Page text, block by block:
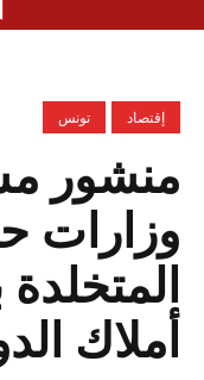
إقتصاد تونس
وزارات
أملاك